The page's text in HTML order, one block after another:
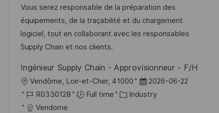
t
i
o
n
e
d
D
e
I
d
e
g
o
Vous serez responsable de la préparation des
équipements, de la traçabilité et du chargement
logiciel, tout en collaborant avec les responsables
Supply Chain et nos clients.
Ingénieur Supply Chain - Approvisionneur - F/H
L
o
c
Vendôme, Loir-et-Cher, 41000
P
o
2026-06-22
J
o
R0330128 Full time
C Industry
Vendome